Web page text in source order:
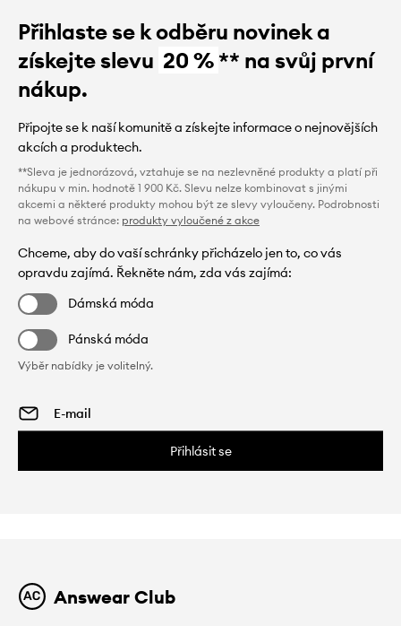
Přihlaste se k odběru novinek a
získejte slevu 20 %** na svůj první
nákup.
Připojte se k naší komunitě a získejte informace o nejnovějších
akcích a produktech.
**Sleva je jednorázová, vztahuje se na nezlevněné produkty a platí při
nákupu v min. hodnotě 1 900 Kč. Slevu nelze kombinovat s jinými
akcemi a některé produkty mohou být ze slevy vyloučeny. Podrobnosti
na webové stránce: produkty vyloučené z akce
Chceme, aby do vaší schránky přicházelo jen to, co vás
opravdu zajímá. Řekněte nám, zda vás zajímá:
Dámská móda
Pánská móda
Výběr nabídky je volitelný.
Přihlásit se
Answear Club